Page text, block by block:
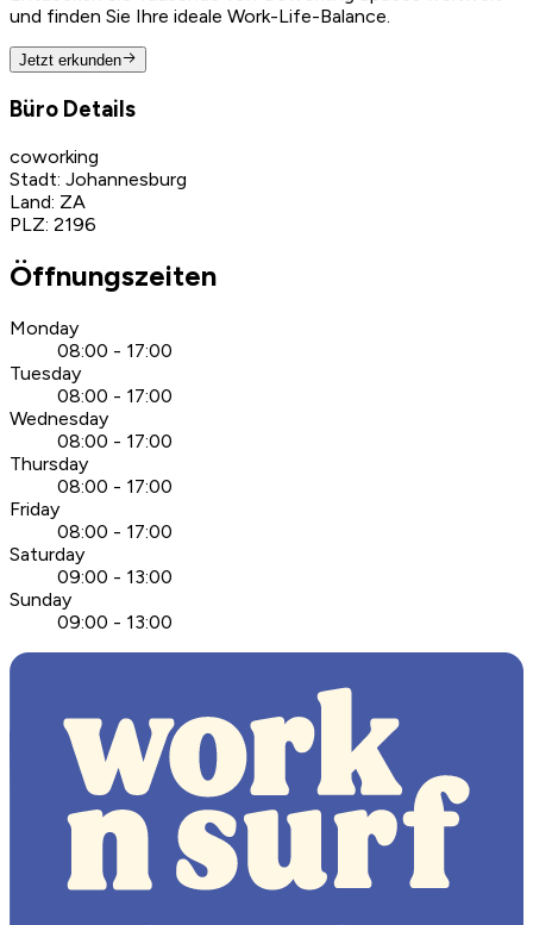
und finden Sie Ihre ideale Work-Life-Balance.
Jetzt erkunden
Büro Details
coworking
Stadt: Johannesburg
Land: ZA
PLZ: 2196
Öffnungszeiten
Monday
08:00 - 17:00
Tuesday
08:00 - 17:00
Wednesday
08:00 - 17:00
Thursday
08:00 - 17:00
Friday
08:00 - 17:00
Saturday
09:00 - 13:00
Sunday
09:00 - 13:00